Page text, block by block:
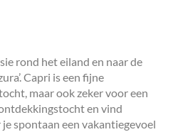
rond het eiland en naar de
Capri is een fijne
maar ook zeker voor een
en vind
spontaan een vakantiegevoel